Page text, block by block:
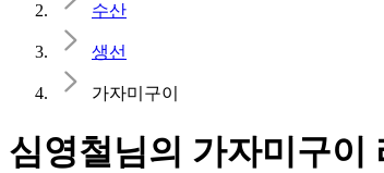
수산
생선
가자미구이
심영철님의 가자미구이